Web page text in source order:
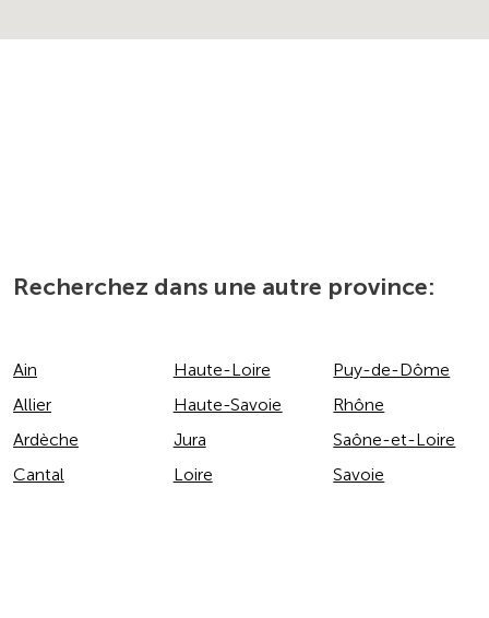
Recherchez dans une autre province:
Ain
Allier
Ardèche
Cantal
Haute-Loire
Haute-Savoie
Jura
Loire
Puy-de-Dôme
Rhône
Saône-et-Loire
Savoie